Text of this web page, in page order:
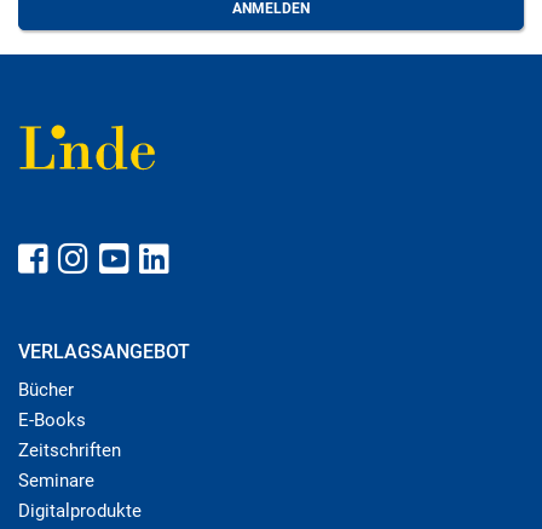
VERLAGSANGEBOT
Bücher
E-Books
Zeitschriften
Seminare
Digitalprodukte